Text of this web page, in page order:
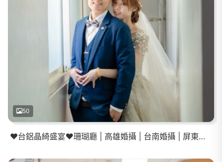
50
❤️台鋁晶綺盛宴❤️珊瑚廳 | 高雄婚攝 | 台南婚攝 | 屏東婚攝 | 登記結婚 | 教會證婚